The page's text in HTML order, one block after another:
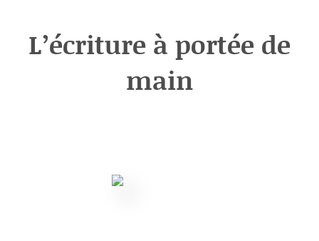
L’écriture à portée de
main